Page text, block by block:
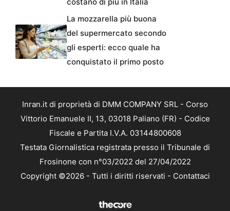
La mozzarella più buona
del supermercato secondo
gli esperti: ecco quale ha
conquistato il primo posto
Inran.it di proprietà di DMM COMPANY SRL - Corso
Vittorio Emanuele II, 13, 03018 Paliano (FR) - Codice
Fiscale e Partita I.V.A. 03144800608
Testata Giornalistica registrata presso il Tribunale di
Frosinone con n°03/2022 del 27/04/2022
Copyright ©2026 - Tutti i diritti riservati - Contattaci